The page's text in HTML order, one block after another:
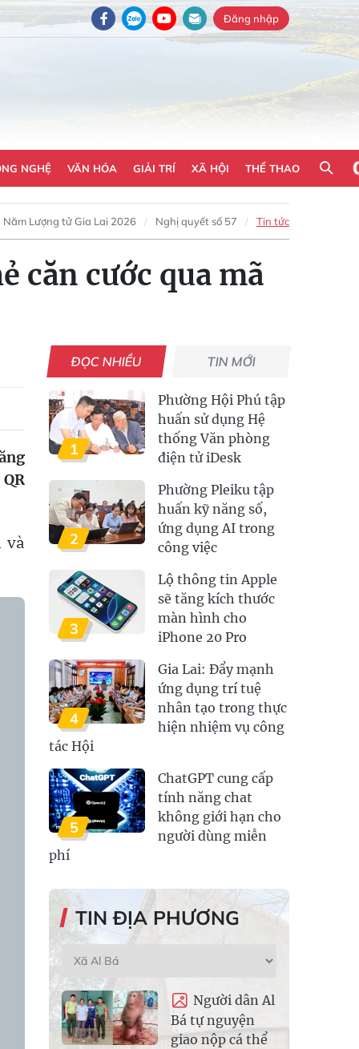
Đăng nhập
NGHỆ VĂN HÓA GIẢI TRÍ XÃ HỘI THỂ THAO
Năm Lượng tử Gia Lai 2026 Nghị quyết số 57 Tin tức
căn cước qua mã
và
ĐỌC NHIỀU TIN MỚI
1
Phường Hội Phú tập
huấn sử dụng Hệ
thống Văn phòng
điện tử iDesk
2
Phường Pleiku tập
huấn kỹ năng số,
ứng dụng AI trong
công việc
3
Lộ thông tin Apple
sẽ tăng kích thước
màn hình cho
iPhone 20 Pro
4
Gia Lai: Đẩy mạnh
ứng dụng trí tuệ
nhân tạo trong thực
hiện nhiệm vụ công
tác Hội
5
ChatGPT cung cấp
tính năng chat
không giới hạn cho
người dùng miễn
phí
TIN ĐỊA PHƯƠNG
Người dân Al
Bá tự nguyện
giao nộp cá thể